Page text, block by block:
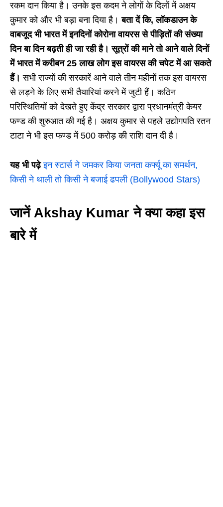
रकम दान किया है। उनके इस कदम ने लोगों के दिलों में अक्षय
कुमार को और भी बड़ा बना दिया है।बता दें कि, लॉकडाउन के
वाबजूद भी भारत में इनदिनों कोरोना वायरस से पीड़ितों की संख्या
दिन बा दिन बढ़ती ही जा रही है। सूत्रों की माने तो आने वाले दिनों
में भारत में करीबन 25 लाख लोग इस वायरस की चपेट में आ सकते
हैं। सभी राज्यों की सरकारें आने वाले तीन महीनों तक इस वायरस
से लड़ने के लिए सभी तैयारियां करने में जुटी हैं। कठिन
परिस्थितियों को देखते हुए केंद्र सरकार द्वारा प्रधानमंत्री केयर
फण्ड की शुरुआत की गई है। अक्षय कुमार से पहले उद्योगपति रतन
टाटा ने भी इस फण्ड में 500 करोड़ की राशि दान दी है।
यह भी पढ़ेइन स्टार्स ने जमकर किया जनता कर्फ्यू का समर्थन,
किसी ने थाली तो किसी ने बजाई ढपली (Bollywood Stars)
जानें Akshay Kumar ने क्या कहा इस
बारे में